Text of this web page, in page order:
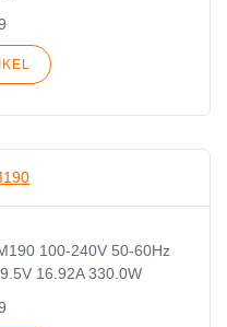
100-240V 50-60Hz
16.92A 330.0W